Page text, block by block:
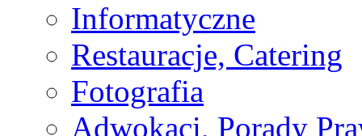
Informatyczne
Restauracje, Catering
Fotografia
Adwokaci, Porady